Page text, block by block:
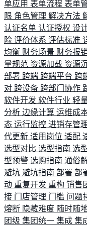
单应用 表单流程 表单
限 角色管理 解决方法
认证名单 认证授权 设
险 评价体系 评估标准
均衡 财务场景 财务报
量规范 资源加载 资源
部署 跨端 跨端平台 跨
对 跨设备 跨部门协作
软件开发 软件行业 轻
分析 边缘计算 运维成
态 运行监控 进销存管
代更新 适用岗位 适配
选型对比 选型指南 选
型预警 选购指南 通俗
避坑 避坑指南 部署 部
动 重复开发 重构 销售
接 门店管理 门槛 问题
熔断 隐藏难度 随时随
团级 集团统一 集成 集